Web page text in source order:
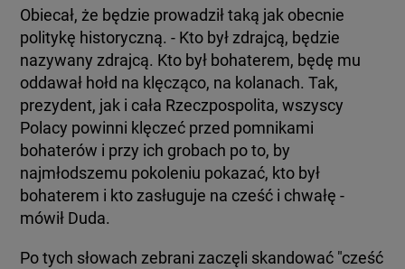
Obiecał, że będzie prowadził taką jak obecnie
politykę historyczną. - Kto był zdrajcą, będzie
nazywany zdrajcą. Kto był bohaterem, będę mu
oddawał hołd na klęcząco, na kolanach. Tak,
prezydent, jak i cała Rzeczpospolita, wszyscy
Polacy powinni klęczeć przed pomnikami
bohaterów i przy ich grobach po to, by
najmłodszemu pokoleniu pokazać, kto był
bohaterem i kto zasługuje na cześć i chwałę -
mówił Duda.
Po tych słowach zebrani zaczęli skandować "cześć